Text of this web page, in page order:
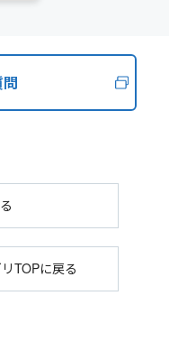
TOPに戻る